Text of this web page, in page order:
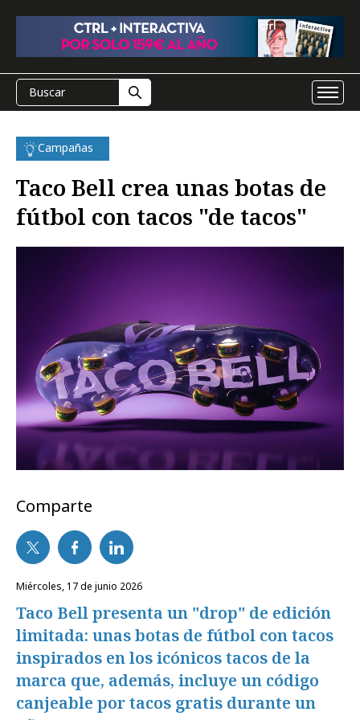
Campañas
Taco Bell crea unas botas de
fútbol con tacos "de tacos"
Comparte
miércoles, 17 de junio 2026
Taco Bell presenta un "drop" de edición
limitada: unas botas de fútbol con tacos
inspirados en los icónicos tacos de la
marca que, además, incluye un código
canjeable por tacos gratis durante un